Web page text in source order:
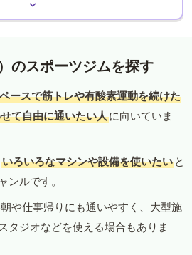
のスポーツジムを探す
ースで筋トレや有酸素運動を続けた
て自由に通いたい人に向いていま
いろいろなマシンや設備を使いたい と
ンルです。
や仕事帰りにも通いやすく、大型施
タジオなどを使える場合もありま